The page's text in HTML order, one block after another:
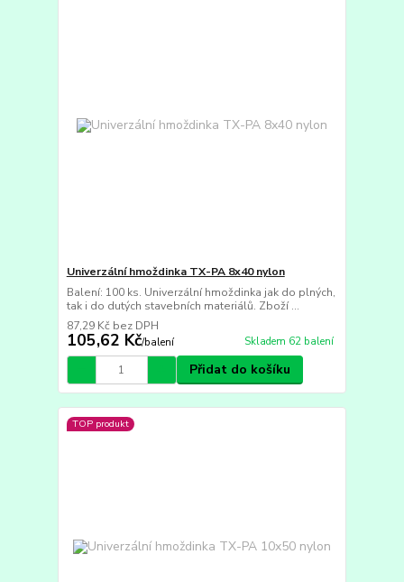
Univerzální hmoždinka TX-PA 8x40 nylon
Balení: 100 ks. Univerzální hmoždinka jak do plných,
tak i do dutých stavebních materiálů. Zboží ...
105,62 Kč/balení
87,29 Kč bez DPH
Skladem 62 balení
Přidat do košíku
TOP produkt